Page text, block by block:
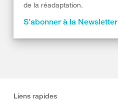
de la réadaptation.
S’abonner à la Newsletter
Liens rapides